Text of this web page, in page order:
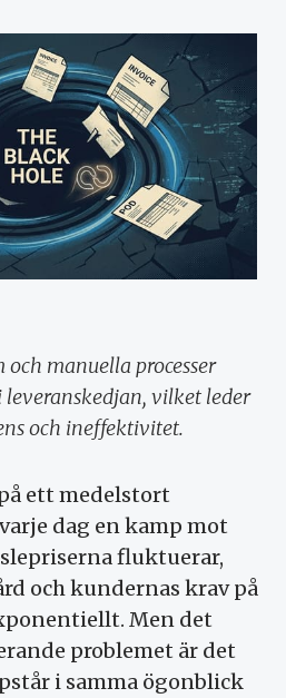
och manuella processer
vilket leder
och ineffektivitet.
ett medelstort
dag en kamp mot
fluktuerar,
och kundernas krav på
Men det
problemet är det
i samma ögonblick